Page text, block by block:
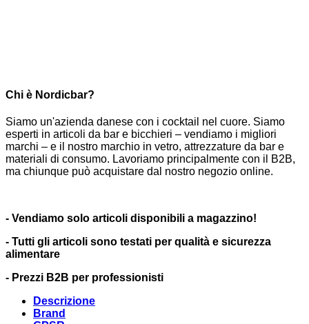
Chi è Nordicbar?
Siamo un'azienda danese con i cocktail nel cuore. Siamo
esperti in articoli da bar e bicchieri – vendiamo i migliori
marchi – e il nostro marchio in vetro, attrezzature da bar e
materiali di consumo. Lavoriamo principalmente con il B2B,
ma chiunque può acquistare dal nostro negozio online.
- Vendiamo solo articoli disponibili a magazzino!
- Tutti gli articoli sono testati per qualità e sicurezza
alimentare
- Prezzi B2B per professionisti
Descrizione
Brand